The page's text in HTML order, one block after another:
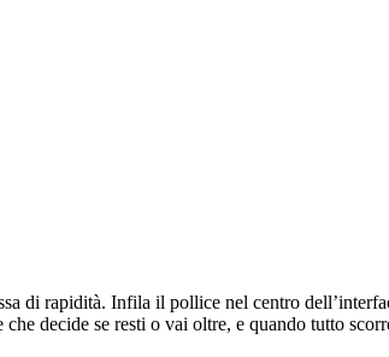
di rapidità. Infila il pollice nel centro
decide se resti o vai oltre, e quando tutto